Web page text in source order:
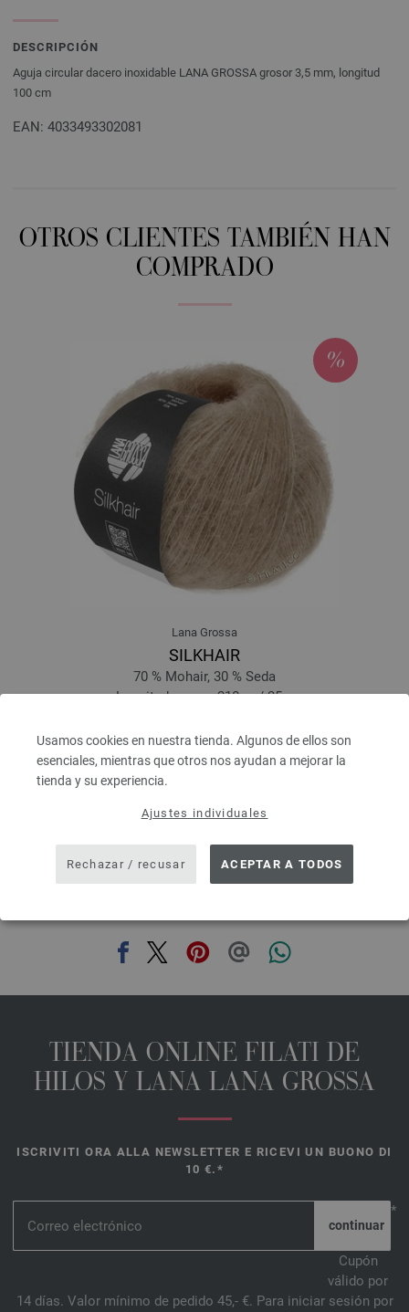
Usamos cookies en nuestra tienda. Algunos de ellos son
esenciales, mientras que otros nos ayudan a mejorar la
tienda y su experiencia.
Ajustes individuales
Rechazar / recusar ACEPTAR A TODOS
DESCRIPCIÓN
Aguja circular dacero inoxidable LANA GROSSA grosor 3,5 mm, longitud
100 cm
EAN: 4033493302081
OTROS CLIENTES TAMBIÉN HAN
COMPRADO
Lana Grossa
SILKHAIR
70 % Mohair, 30 % Seda
Longitud: aprox. 210 m / 25 g
6,64 € - 8,36 €
7,73 $ - 9,73 $
IVA no incluido, más gastos de envío, Precio base:265,60 € - 334,40 €
TIENDA ONLINE FILATI DE
HILOS Y LANA LANA GROSSA
ISCRIVITI ORA ALLA NEWSLETTER E RICEVI UN BUONO DI
10 €.*
*
Cupón
válido por
14 días. Valor mínimo de pedido 45,- €. Para iniciar sesión por